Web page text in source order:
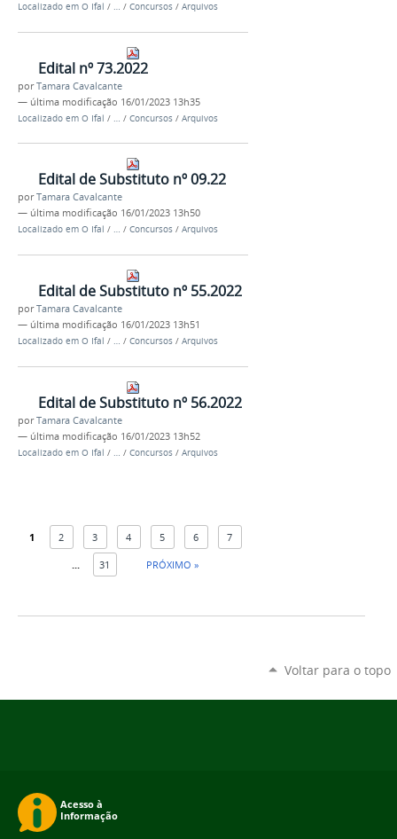
Localizado em O Ifal / … / Concursos / Arquivos
Edital nº 73.2022
porTamara Cavalcante
— última modificação 16/01/2023 13h35
Localizado em O Ifal / … / Concursos / Arquivos
Edital de Substituto nº 09.22
porTamara Cavalcante
— última modificação 16/01/2023 13h50
Localizado em O Ifal / … / Concursos / Arquivos
Edital de Substituto nº 55.2022
porTamara Cavalcante
— última modificação 16/01/2023 13h51
Localizado em O Ifal / … / Concursos / Arquivos
Edital de Substituto nº 56.2022
porTamara Cavalcante
— última modificação 16/01/2023 13h52
Localizado em O Ifal / … / Concursos / Arquivos
1 2 3 4 5 6 7
31 PRÓXIMO »
Voltar para o topo